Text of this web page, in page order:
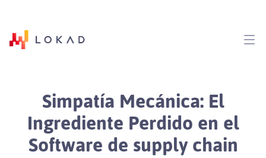
Simpatía Mecánica: El
Ingrediente Perdido en el
Software de supply chain